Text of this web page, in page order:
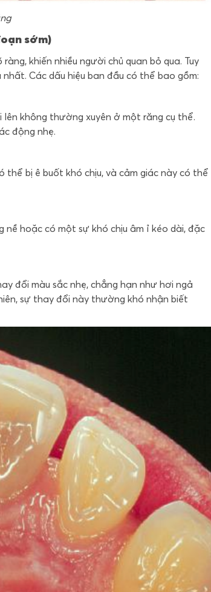
sớm)
khiến nhiều người chủ quan bỏ qua. Tuy
Các dấu hiệu ban đầu có thể bao gồm:
không thường xuyên ở một răng cụ thể.
động nhẹ.
thể bị ê buốt khó chịu, và cảm giác này có thể
hoặc có một sự khó chịu âm ỉ kéo dài, đặc
đổi màu sắc nhẹ, chẳng hạn như hơi ngả
sự thay đổi này thường khó nhận biết